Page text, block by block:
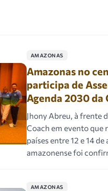
AMAZONAS
Amazonas no
participa de
Agenda 2030 da
Jhony Abreu, à frente
Coach em evento que
países entre 12 e 14
amazonense foi
AMAZONAS